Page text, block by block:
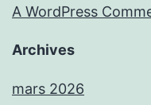
A WordPress
Archives
mars 2026